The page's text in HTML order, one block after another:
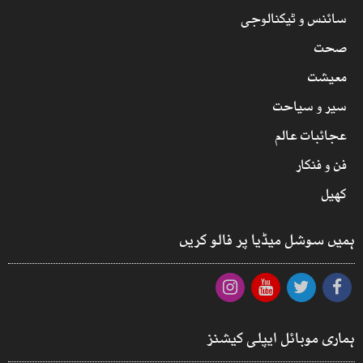
سائنس و ٹیکنالوجی
صحت
معیشت
سیر و سیاحت
عجائبات عالم
فن و فنکار
کھیل
ہمیں سوشل میڈیا پر فالو کریں
ہماری موبائل ایپلی کیشنز